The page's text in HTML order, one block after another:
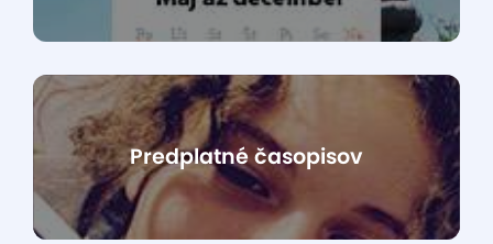
Predplatné časopisov